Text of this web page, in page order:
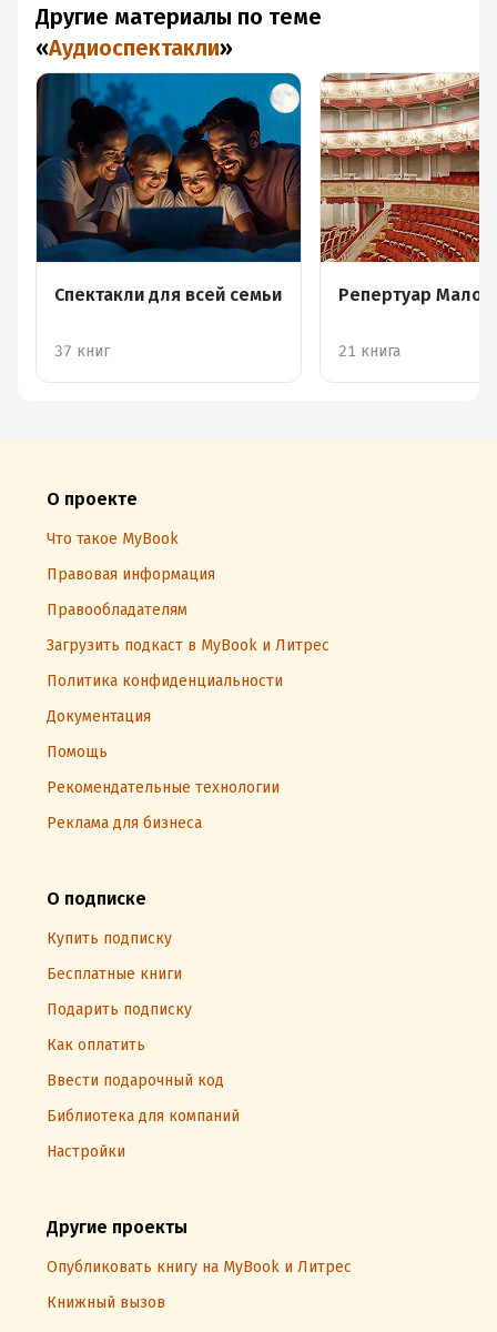
Другие материалы по теме
«Аудиоспектакли»
Спектакли для всей семьи
37 книг
Репертуар
21 книга
О проекте
Что такое MyBook
Правовая информация
Правообладателям
Загрузить подкаст в MyBook и Литрес
Политика конфиденциальности
Документация
Помощь
Рекомендательные технологии
Реклама для бизнеса
О подписке
Купить подписку
Бесплатные книги
Подарить подписку
Как оплатить
Ввести подарочный код
Библиотека для компаний
Настройки
Другие проекты
Опубликовать книгу на MyBook и Литрес
Книжный вызов